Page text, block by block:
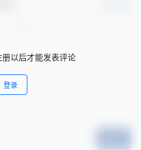
以后才能发表评论
登录